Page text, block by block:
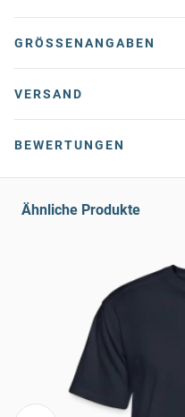
GRÖSSENANGABEN
VERSAND
BEWERTUNGEN
Ähnliche Produkte